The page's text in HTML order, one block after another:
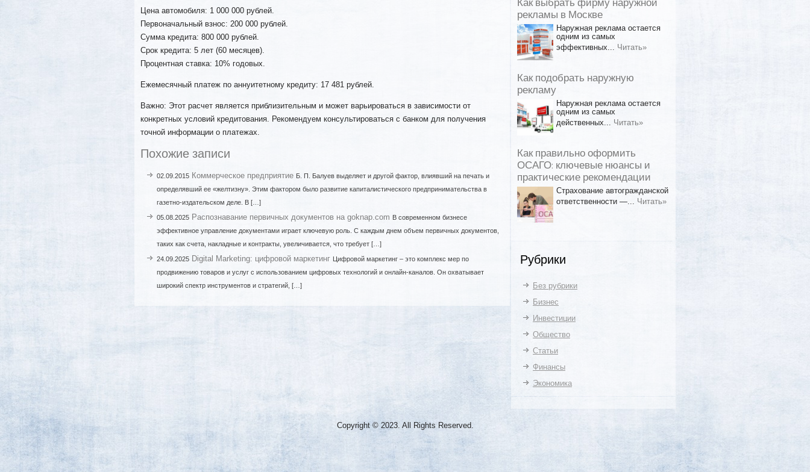
Цена автомобиля: 1 000 000 рублей.
Первоначальный взнос: 200 000 рублей.
Сумма кредита: 800 000 рублей.
Срок кредита: 5 лет (60 месяцев).
Процентная ставка: 10% годовых.
Ежемесячный платеж по аннуитетному кредиту: 17 481 рублей.
Важно: Этот расчет является приблизительным и может варьироваться в зависимости от
конкретных условий кредитования. Рекомендуем консультироваться с банком для получения
точной информации о платежах.
Похожие записи
02.09.2015 Коммерческое предприятие Б. П. Балуев выделяет и другой фактор, влиявший на печать и
определявший ее «желтизну». Этим фактором было развитие капиталистического предпринимательства в
газетно-издательском деле. В […]
05.08.2025 Распознавание первичных документов на goknap.com В современном бизнесе
эффективное управление документами играет ключевую роль. С каждым днем объем первичных документов,
таких как счета, накладные и контракты, увеличивается, что требует […]
24.09.2025 Digital Marketing: цифровой маркетинг Цифровой маркетинг – это комплекс мер по
продвижению товаров и услуг с использованием цифровых технологий и онлайн-каналов. Он охватывает
широкий спектр инструментов и стратегий, […]
Как выбрать фирму наружной
рекламы в Москве
Наружная реклама остается
одним из самых
эффективных... Читать»
Как подобрать наружную
рекламу
Наружная реклама остается
одним из самых
действенных... Читать»
Как правильно оформить
ОСАГО: ключевые нюансы и
практические рекомендации
Страхование автогражданской
ответственности —... Читать»
Рубрики
Без рубрики
Бизнес
Инвестиции
Общество
Статьи
Финансы
Экономика
Copyright © 2023. All Rights Reserved.